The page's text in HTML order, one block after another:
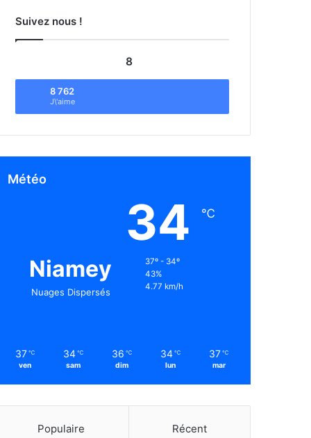
Suivez nous !
8
8 762
J\'aime
Météo
Niamey
Nuages Dispersés
34 ℃
37º - 34º
43%
4.77 km/h
37 ℃
ven
34 ℃
sam
36 ℃
dim
34 ℃
lun
37 ℃
mar
Populaire Récent